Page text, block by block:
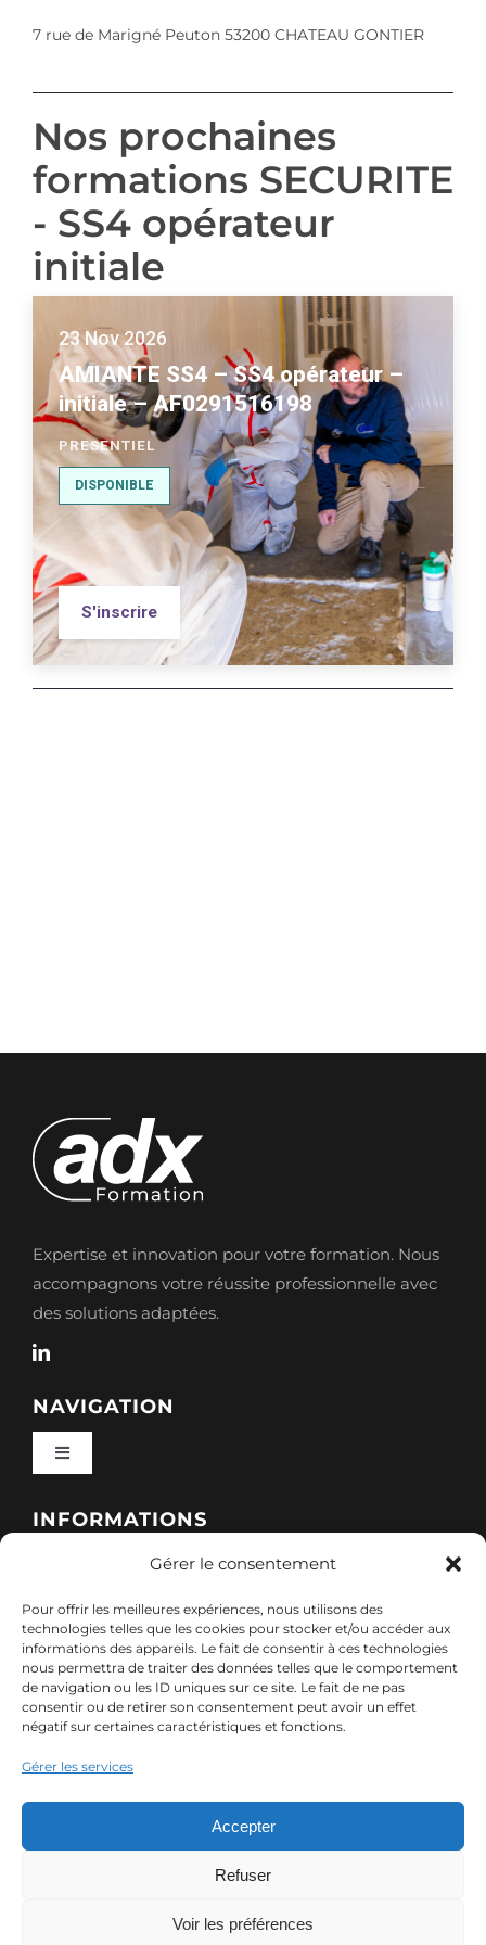
Gérer le consentement
Pour offrir les meilleures expériences, nous utilisons des
technologies telles que les cookies pour stocker et/ou accéder aux
informations des appareils. Le fait de consentir à ces technologies
nous permettra de traiter des données telles que le comportement
de navigation ou les ID uniques sur ce site. Le fait de ne pas
consentir ou de retirer son consentement peut avoir un effet
négatif sur certaines caractéristiques et fonctions.
Gérer les services
Accepter
Refuser
Voir les préférences
7 rue de Marigné Peuton 53200 CHATEAU GONTIER
Nos prochaines
formations SECURITE
- SS4 opérateur
initiale
23 Nov 2026
AMIANTE SS4 – SS4 opérateur –
initiale – AF0291516198
PRESENTIEL
DISPONIBLE
S'inscrire
Expertise et innovation pour votre formation. Nous
accompagnons votre réussite professionnelle avec
des solutions adaptées.
NAVIGATION
Toggle
Qui sommes-nous ?
Nos sessions
Ressources
Contact
INFORMATIONS
Politique de cookies (UE)
Mentions légales
Politique de confidentialité des données (RGPD)
CONTACT
7, rue de Marigné-Peuton – 53200 Château-
Gontier
contact@adx-formation.com
© Copyright 2024 ADX Formation | Tous droits réservés